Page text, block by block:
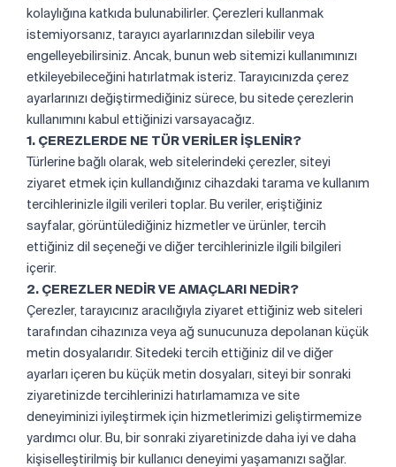
kolaylığına katkıda bulunabilirler. Çerezleri kullanmak
istemiyorsanız, tarayıcı ayarlarınızdan silebilir veya
engelleyebilirsiniz. Ancak, bunun web sitemizi kullanımınızı
etkileyebileceğini hatırlatmak isteriz. Tarayıcınızda çerez
ayarlarınızı değiştirmediğiniz sürece, bu sitede çerezlerin
kullanımını kabul ettiğinizi varsayacağız.
1. ÇEREZLERDE NE TÜR VERİLER İŞLENİR?
Türlerine bağlı olarak, web sitelerindeki çerezler, siteyi
ziyaret etmek için kullandığınız cihazdaki tarama ve kullanım
tercihlerinizle ilgili verileri toplar. Bu veriler, eriştiğiniz
sayfalar, görüntülediğiniz hizmetler ve ürünler, tercih
ettiğiniz dil seçeneği ve diğer tercihlerinizle ilgili bilgileri
içerir.
2. ÇEREZLER NEDİR VE AMAÇLARI NEDİR?
Çerezler, tarayıcınız aracılığıyla ziyaret ettiğiniz web siteleri
tarafından cihazınıza veya ağ sunucunuza depolanan küçük
metin dosyalarıdır. Sitedeki tercih ettiğiniz dil ve diğer
ayarları içeren bu küçük metin dosyaları, siteyi bir sonraki
ziyaretinizde tercihlerinizi hatırlamamıza ve site
deneyiminizi iyileştirmek için hizmetlerimizi geliştirmemize
yardımcı olur. Bu, bir sonraki ziyaretinizde daha iyi ve daha
kişiselleştirilmiş bir kullanıcı deneyimi yaşamanızı sağlar.